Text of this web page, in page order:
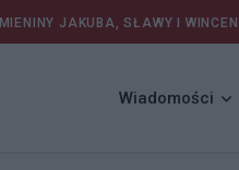
IMIENINY JAKUBA, SŁAWY I
Wiadomości